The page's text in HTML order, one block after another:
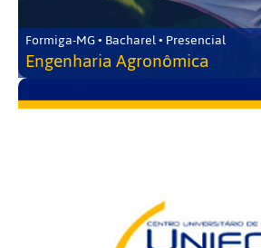
Formiga-MG • Bacharel • Presencial
Engenharia Agronômica